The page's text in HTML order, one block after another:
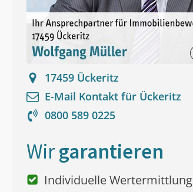
17459 Ückeritz
E-Mail Kontakt für Ückeritz
0800 589 0225
Wirgarantieren
Individuelle Wertermittlung